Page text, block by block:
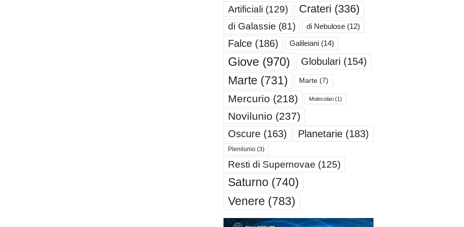
Artificiali (129) Crateri (336)
di Galassie (81) di Nebulose(12)
Falce(186) Galileiani(14)
Giove(970) Globulari (154)
Marte (731) Marte(7)
Mercurio (218) Molecolari(1)
Novilunio (237)
Oscure(163) Planetarie(183)
Plenilunio(3)
Resti di Supernovae (125)
Saturno (740)
Venere (783)